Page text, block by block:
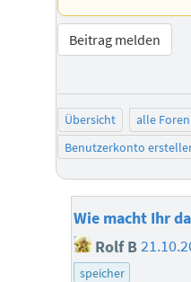
Beitrag melden
Übersicht alle Foren
Benutzerkonto
Wie macht Ihr
Rolf B
speicher